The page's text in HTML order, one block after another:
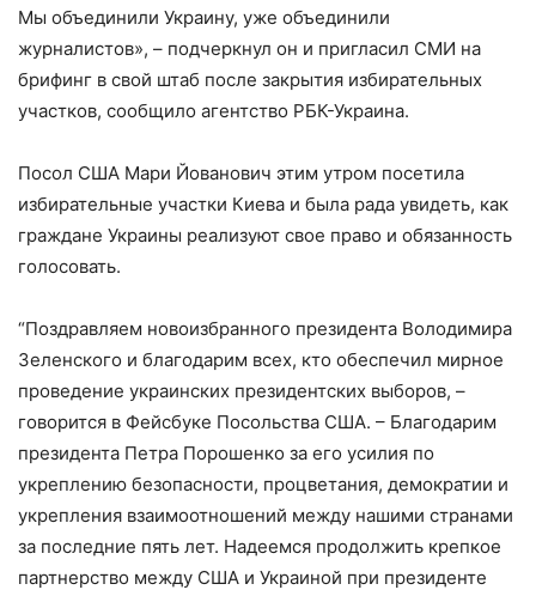
Мы объединили Украину, уже объединили
журналистов», – подчеркнул он и пригласил СМИ на
брифинг в свой штаб после закрытия избирательных
участков, сообщило агентство РБК-Украина.
Посол США Мари Йованович этим утром посетила
избирательные участки Киева и была рада увидеть, как
граждане Украины реализуют свое право и обязанность
голосовать.
“Поздравляем новоизбранного президента Володимира
Зеленского и благодарим всех, кто обеспечил мирное
проведение украинских президентских выборов, –
говорится в Фейсбуке Посольства США. – Благодарим
президента Петра Порошенко за его усилия по
укреплению безопасности, процветания, демократии и
укрепления взаимоотношений между нашими странами
за последние пять лет. Надеемся продолжить крепкое
партнерство между США и Украиной при президенте